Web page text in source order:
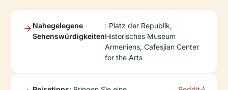
Nahegelegene
Sehenswürdigkeiten
: Platz der Republik,
Historisches Museum
Armeniens, Cafesjian Center
for the Arts